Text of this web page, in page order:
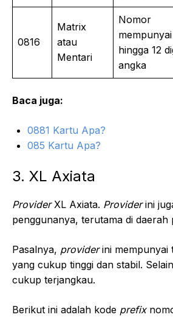
0816
Matrix
atau
Mentari
Nomor
mempunyai
hingga 12
angka
Baca juga:
0881 Kartu Apa?
085 Kartu Apa?
3. XL Axiata
ProviderXL Axiata. Providerini
penggunanya, terutama di daerah
Pasalnya, providerini mempunyai
yang cukup tinggi dan stabil.
cukup terjangkau.
Berikut ini adalah kode prefix